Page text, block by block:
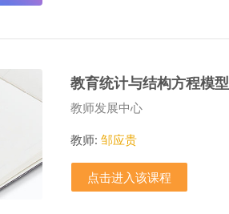
教育统计与结构方程模型
课程类别
教师发展中心
教师:邹应贵
点击进入该课程